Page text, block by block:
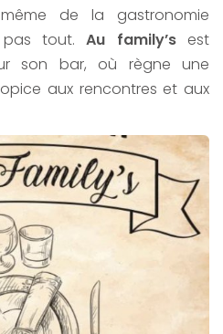
de la gastronomie
pas tout.Au family’sest
son bar, où règne une
aux rencontres et aux